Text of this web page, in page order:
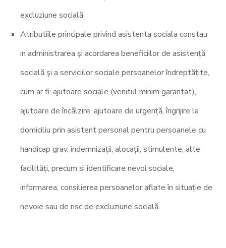
excluziune socială.
Atributiile principale privind asistenta sociala constau
in administrarea şi acordarea beneficiilor de asistență
socială şi a serviciilor sociale persoanelor îndreptățite,
cum ar fi: ajutoare sociale (venitul minim garantat),
ajutoare de încălzire, ajutoare de urgență, îngrijire la
domiciliu prin asistent personal pentru persoanele cu
handicap grav, indemnizații, alocații, stimulente, alte
facilități, precum si identificare nevoi sociale,
informarea, consilierea persoanelor aflate în situație de
nevoie sau de risc de excluziune socială.